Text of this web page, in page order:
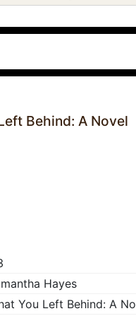
Behind: A Novel
Hayes
You Left Behind: A